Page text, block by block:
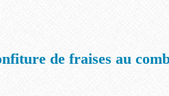
de fraises au